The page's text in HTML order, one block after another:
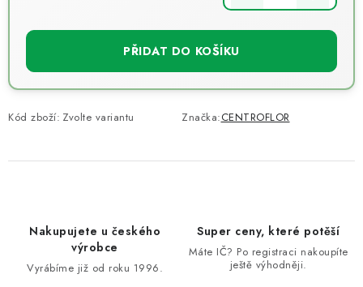
PŘIDAT DO KOŠÍKU
Kód zboží: Zvolte variantu Značka:CENTROFLOR
Nakupujete u českého
výrobce
Vyrábíme již od roku 1996.
Super ceny, které potěší
Máte IČ? Po registraci nakoupíte
ještě výhodněji.